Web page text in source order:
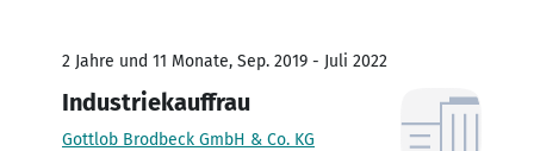
2 Jahre und 11 Monate, Sep. 2019 - Juli 2022
Industriekauffrau
Gottlob Brodbeck GmbH & Co. KG